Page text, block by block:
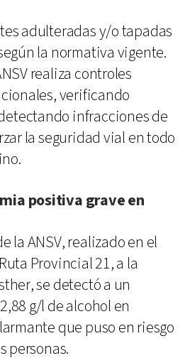
adulteradas y/o tapadas
la normativa vigente.
realiza controles
verificando
infracciones de
la seguridad vial en todo
positiva grave en
la ANSV, realizado en el
Provincial 21, a la
se detectó a un
g/l de alcohol en
que puso en riesgo
personas.